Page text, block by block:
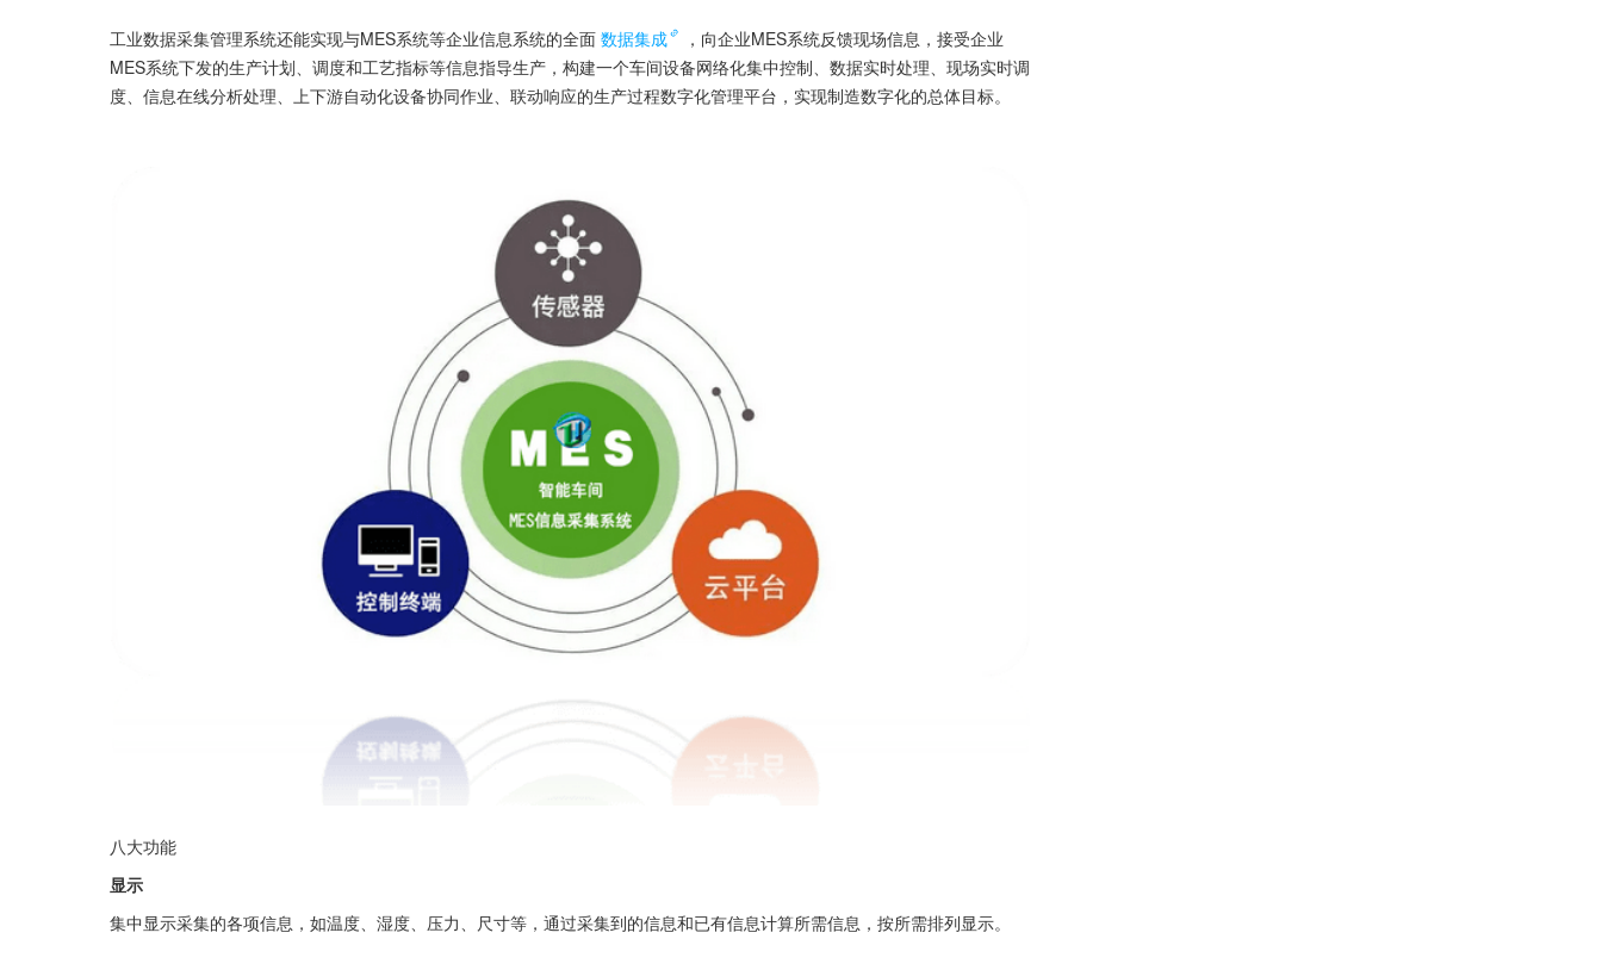
工业数据采集管理系统还能实现与MES系统等企业信息系统的全面 数据集成
，向企业MES系统反馈现场信息，接受企业
MES系统下发的生产计划、调度和工艺指标等信息指导生产，构建一个车间设备网络化集中控制、数据实时处理、现场实时调
度、信息在线分析处理、上下游自动化设备协同作业、联动响应的生产过程数字化管理平台，实现制造数字化的总体目标。
八大功能
显示
集中显示采集的各项信息，如温度、湿度、压力、尺寸等，通过采集到的信息和已有信息计算所需信息，按所需排列显示。